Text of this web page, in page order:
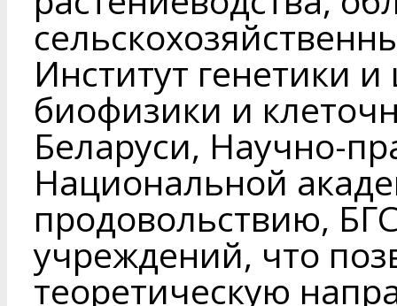
Институт генетики
биофизики и
Беларуси, Научно-
Национальной
продовольствию,
учреждений, что
теоретическую